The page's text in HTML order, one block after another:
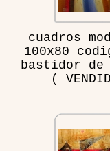
cuadros
100x80
bastidor de
(